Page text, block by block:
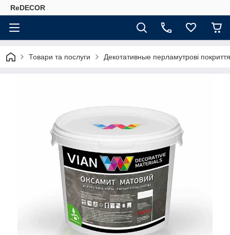
ReDECOR
Товари та послуги Декотативные перламутрові